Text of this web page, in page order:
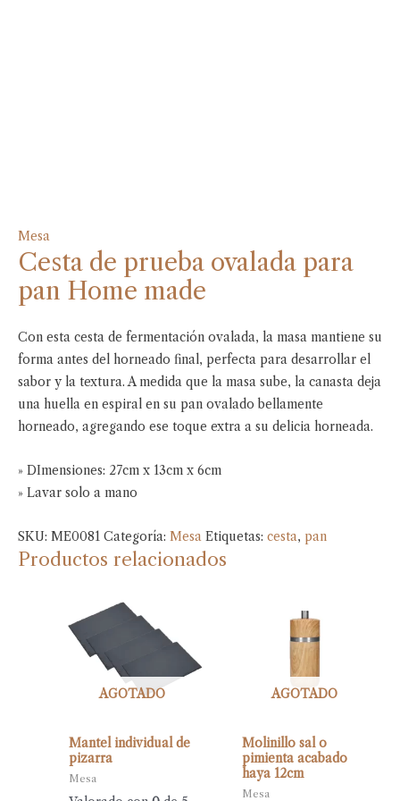
Mesa
Cesta de prueba ovalada para
pan Home made
Con esta cesta de fermentación ovalada, la masa mantiene su
forma antes del horneado final, perfecta para desarrollar el
sabor y la textura. A medida que la masa sube, la canasta deja
una huella en espiral en su pan ovalado bellamente
horneado, agregando ese toque extra a su delicia horneada.
» DImensiones: 27cm x 13cm x 6cm
» Lavar solo a mano
SKU: ME0081 Categoría: Mesa Etiquetas: cesta, pan
Productos relacionados
AGOTADO
Mantel individual de
pizarra
Mesa
AGOTADO
Molinillo sal o
pimienta acabado
haya 12cm
Mesa